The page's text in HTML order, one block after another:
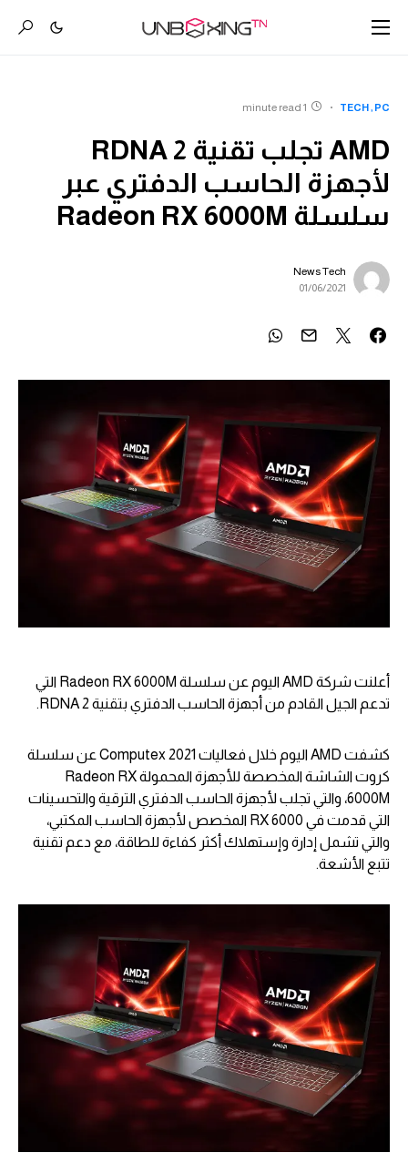
PC
TECH
1 minute read
AMD تجلب تقنية RDNA 2
لأجهزة الحاسب الدفتري عبر
سلسلة Radeon RX 6000M
News Tech
01/06/2021
أعلنت شركة AMD اليوم عن سلسلة Radeon RX 6000M التي
تدعم الجيل القادم من أجهزة الحاسب الدفتري بتقنية RDNA 2.
كشفت AMD اليوم خلال فعاليات Computex 2021 عن سلسلة
كروت الشاشة المخصصة للأجهزة المحمولة Radeon RX
6000M، والتي تجلب لأجهزة الحاسب الدفتري الترقية والتحسينات
التي قدمت في RX 6000 المخصص لأجهزة الحاسب المكتبي،
والتي تشمل إدارة وإستهلاك أكثر كفاءة للطاقة، مع دعم تقنية
تتبع الأشعة.